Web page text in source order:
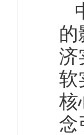
的
济
软
核
念